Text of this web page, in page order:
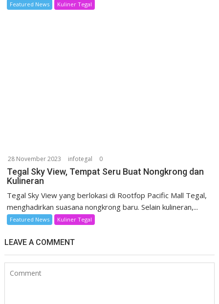
Featured News Kuliner Tegal
28 November 2023 infotegal 0
Tegal Sky View, Tempat Seru Buat Nongkrong dan
Kulineran
Tegal Sky View yang berlokasi di Rootfop Pacific Mall Tegal,
menghadirkan suasana nongkrong baru. Selain kulineran,...
Featured News Kuliner Tegal
LEAVE A COMMENT